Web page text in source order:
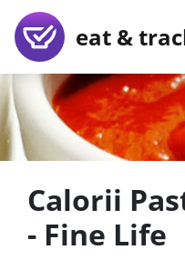
eat &
Calorii
- Fine Life